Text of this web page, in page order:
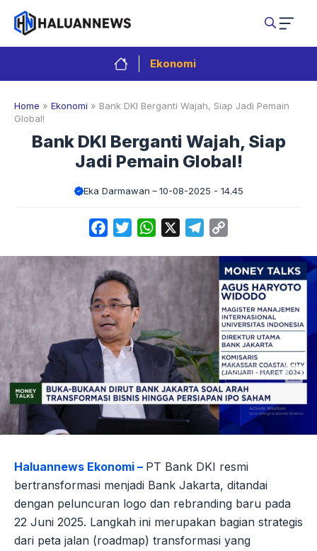
Langsung
isi
Ekonomi
Home » Ekonomi » Bank DKI Berganti Wajah, Siap Jadi Pemain
Global!
Bank DKI Berganti Wajah, Siap
Jadi Pemain Global!
Eka Darmawan 10-08-2025 - 14.45
FacebookTwitterWhatsApp Telegram
Haluannews Ekonomi – PT Bank DKI resmi
bertransformasi menjadi Bank Jakarta, ditandai
dengan peluncuran logo dan rebranding baru pada
22 Juni 2025. Langkah ini merupakan bagian strategis
dari peta jalan (roadmap) transformasi yang